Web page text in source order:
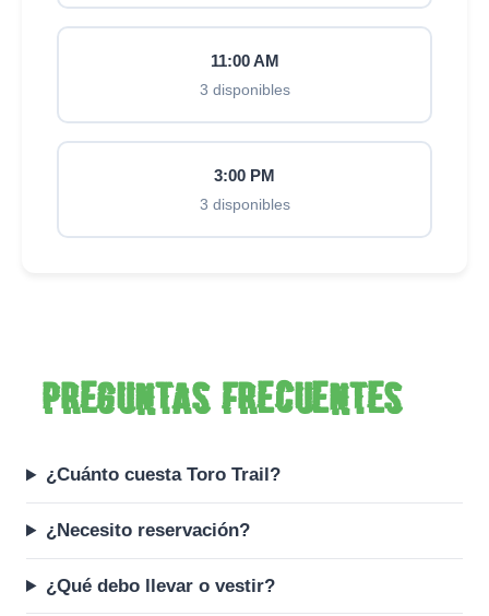
11:00 AM
3 disponibles
3:00 PM
3 disponibles
Preguntas frecuentes
¿Cuánto cuesta Toro Trail?
¿Necesito reservación?
¿Qué debo llevar o vestir?